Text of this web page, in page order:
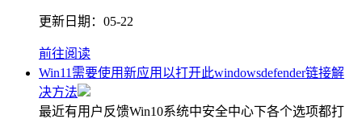
更新日期： 05-22
前往阅读
Win11需要使用新应用以打开此windowsdefender链接解
决方法
最近有用户反馈Win10系统中安全中心下各个选项都打